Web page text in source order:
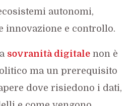
autonomi,
innovazione e controllo.
sovranità digitale non è
ma un prerequisito
dove risiedono i dati,